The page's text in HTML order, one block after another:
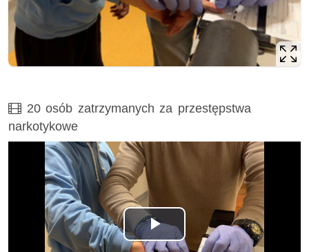
Film
20 osób zatrzymanych za przestępstwa
narkotykowe
Opis filmu: 20 osób zatrzymanych za przestępstwa
Odtwórz